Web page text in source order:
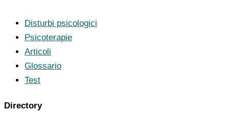
Disturbi psicologici
Psicoterapie
Articoli
Glossario
Test
Directory